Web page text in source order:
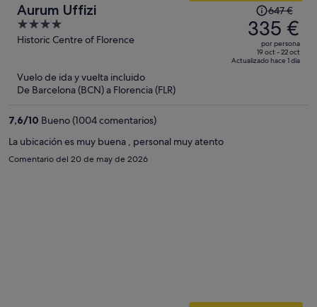
Aurum Uffizi
4
out
Historic Centre of Florence
precio
era
de
647 €,
647 €
335 €
por persona
19 oct - 22 oct
Actualizado hace 1 día
Vuelo de ida y vuelta incluido
De Barcelona (BCN) a Florencia (FLR)
7,6/10 Bueno (1004 comentarios)
La ubicación es muy buena , personal muy atento
Comentario del 20 de may de 2026